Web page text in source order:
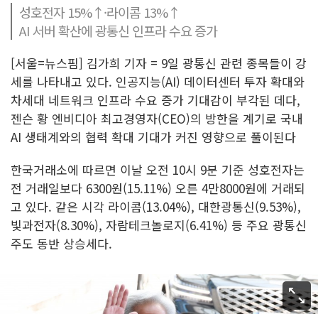
성호전자 15%↑·라이콤 13%↑
AI 서버 확산에 광통신 인프라 수요 증가
[서울=뉴스핌] 김가희 기자 = 9일 광통신 관련 종목들이 강
세를 나타내고 있다. 인공지능(AI) 데이터센터 투자 확대와
차세대 네트워크 인프라 수요 증가 기대감이 부각된 데다,
젠슨 황 엔비디아 최고경영자(CEO)의 방한을 계기로 국내
AI 생태계와의 협력 확대 기대가 커진 영향으로 풀이된다
한국거래소에 따르면 이날 오전 10시 9분 기준 성호전자는
전 거래일보다 6300원(15.11%) 오른 4만8000원에 거래되
고 있다. 같은 시각 라이콤(13.04%), 대한광통신(9.53%),
빛과전자(8.30%), 자람테크놀로지(6.41%) 등 주요 광통신
주도 동반 상승세다.